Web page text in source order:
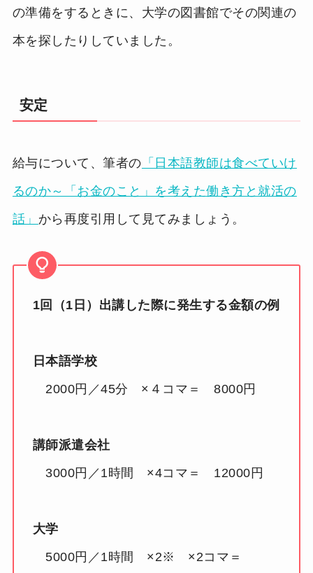
の準備をするときに、大学の図書館でその関連の
本を探したりしていました。
安定
給与について、筆者の 「日本語教師は食べていけ
るのか～「お金のこと」を考えた働き方と就活の
話」 から再度引用して見てみましょう。
1回（1日）出講した際に発生する金額の例
日本語学校
2000円／45分 ×４コマ＝ 8000円
講師派遣会社
3000円／1時間 ×4コマ＝ 12000円
大学
5000円／1時間 ×2※ ×2コマ＝